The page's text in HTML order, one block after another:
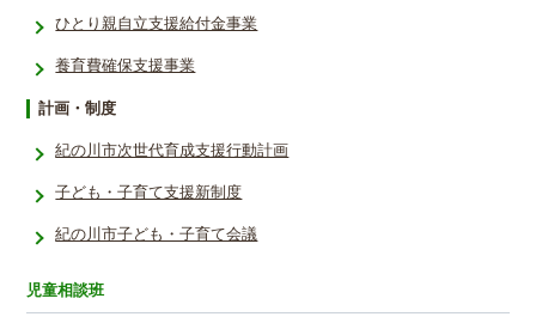
ひとり親自立支援給付金事業
養育費確保支援事業
計画・制度
紀の川市次世代育成支援行動計画
子ども・子育て支援新制度
紀の川市子ども・子育て会議
児童相談班